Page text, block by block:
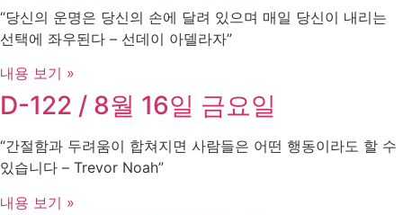
“당신의 운명은 당신의 손에 달려 있으며 매일 당신이 내리는
선택에 좌우된다 – 선데이 아델라자”
내용 보기 »
D-122 / 8월 16일 금요일
“간절함과 두려움이 합쳐지면 사람들은 어떤 행동이라도 할 수
있습니다 – Trevor Noah”
내용 보기 »